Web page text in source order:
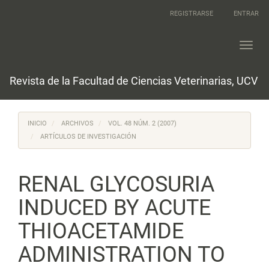
REGISTRARSE ENTRAR
Revista de la Facultad de Ciencias Veterinarias, UCV
INICIO ARCHIVOS
VOL. 48 NÚM. 2 (2007)
ARTÍCULOS DE INVESTIGACIÓN
RENAL GLYCOSURIA
INDUCED BY ACUTE
THIOACETAMIDE
ADMINISTRATION TO